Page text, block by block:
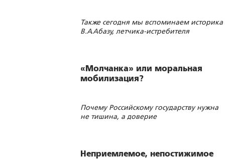
Также сегодня мы вспоминаем историка
В.А.Абазу, летчика-истребителя
конструктора И.И.Африкантова,
реставратора С.В.Ямщикова и
«Молчанка» или моральная
мобилизация?
Почему Российскому государству нужна
не тишина, а доверие
Неприемлемое, непостижимое